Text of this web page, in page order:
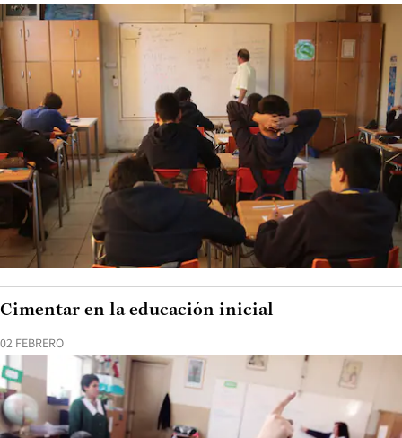
02 FEBRERO
Cimentar en la educación inicial